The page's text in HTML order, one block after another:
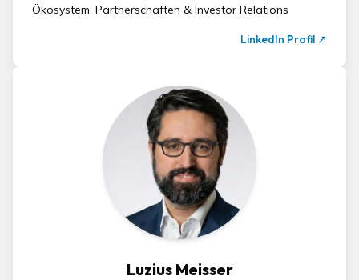
Ökosystem, Partnerschaften & Investor Relations
LinkedIn Profil ↗
Luzius Meisser